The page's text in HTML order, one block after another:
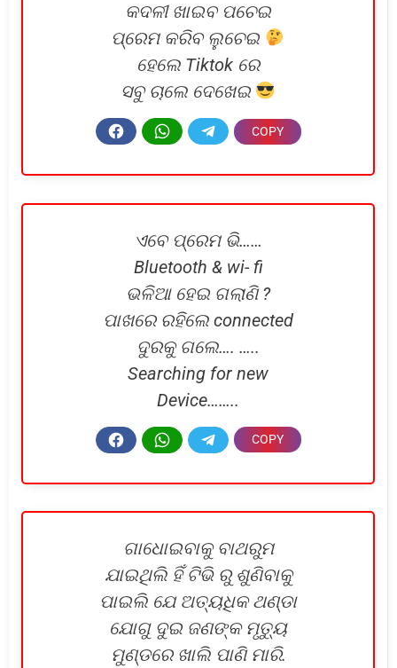
କଦଳୀ ଖାଇବ ପଚେଇ
ପ୍ରେମ କରିବ ଲୁଚେଇ
ହେଲେ Tiktok ରେ
ସବୁ ଚାଲେ ଦେଖେଇ
ଏବେ ପ୍ରେମ ଭି……
Bluetooth & wi- fi
ଭଳିଆ ହେଇ ଗଲାଣି ?
ପାଖରେ ରହିଲେ connected
ଦୁରକୁ ଗଲେ…. …..
Searching for new
Device……..
ଗାଧୋଇବାକୁ ବାଥରୁମ
ଯାଇଥିଲି ହିଁ ଟିଭି ରୁ ଶୁଣିବାକୁ
ପାଇଲି ଯେ ଅତ୍ୟଧିକ ଥଣ୍ଡା
ଯୋଗୁ ଦୁଇ ଜଣଙ୍କ ମୃତ୍ୟୁ
ମୁଣ୍ଡରେ ଖାଲି ପାଣି ମାରି.